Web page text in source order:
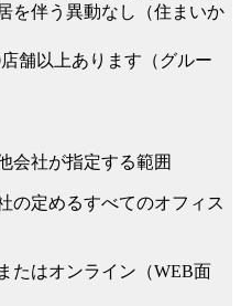
を伴う異動なし（住まいか
舗以上あります（グルー
会社が指定する範囲
の定めるすべてのオフィス
たはオンライン（WEB面